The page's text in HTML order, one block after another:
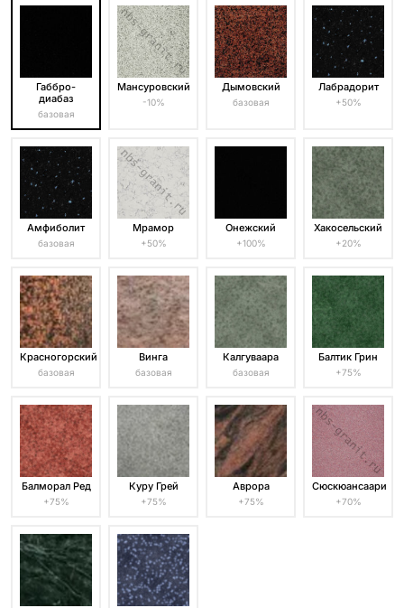
Габбро-
диабаз
базовая
Мансуровский
-10%
Дымовский
базовая
Лабрадорит
+50%
Амфиболит
базовая
Мрамор
+50%
Онежский
+100%
Хакосельский
+20%
Красногорский
базовая
Винга
базовая
Калгуваара
базовая
Балтик Грин
+75%
Балморал Ред
+75%
Куру Грей
+75%
Аврора
+75%
Сюскюансаари
+70%